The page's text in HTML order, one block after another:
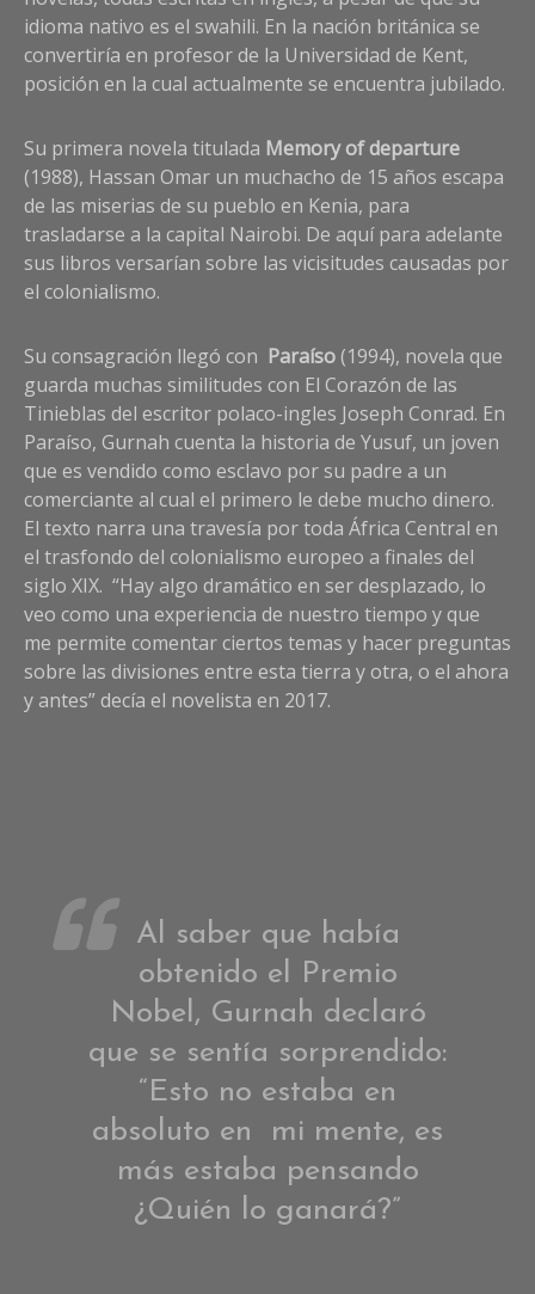
idioma nativo es el swahili. En la nación británica se
convertiría en profesor de la Universidad de Kent,
posición en la cual actualmente se encuentra jubilado.
Su primera novela titulada Memory of departure
(1988), Hassan Omar un muchacho de 15 años escapa
de las miserias de su pueblo en Kenia, para
trasladarse a la capital Nairobi. De aquí para adelante
sus libros versarían sobre las vicisitudes causadas por
el colonialismo.
Su consagración llegó con Paraíso(1994), novela que
guarda muchas similitudes con El Corazón de las
Tinieblas del escritor polaco-ingles Joseph Conrad. En
Paraíso, Gurnah cuenta la historia de Yusuf, un joven
que es vendido como esclavo por su padre a un
comerciante al cual el primero le debe mucho dinero.
El texto narra una travesía por toda África Central en
el trasfondo del colonialismo europeo a finales del
siglo XIX. “Hay algo dramático en ser desplazado, lo
veo como una experiencia de nuestro tiempo y que
me permite comentar ciertos temas y hacer preguntas
sobre las divisiones entre esta tierra y otra, o el ahora
y antes” decía el novelista en 2017.
Al saber que había
obtenido el Premio
Nobel, Gurnah declaró
que se sentía sorprendido:
“Esto no estaba en
absoluto en mi mente, es
más estaba pensando
¿Quién lo ganará?”